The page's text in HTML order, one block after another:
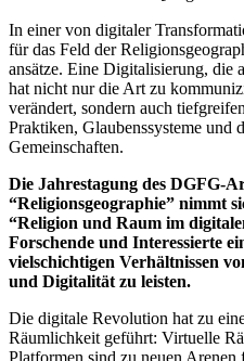
In einer von digitaler
für das Feld der
ansätze. Eine Digitalisierung, die
hat nicht nur die Art zu
verändert, sondern auch
Praktiken, Glaubenssysteme und
Gemeinschaften.
Die Jahrestagung des DGFG-
“Religionsgeographie” nimmt
“Religion und Raum im
Forschende und Interessierte
vielschichtigen Verhältnissen
und Digitalität zu leisten.
Die digitale Revolution hat zu
Räumlichkeit geführt: Virtuelle